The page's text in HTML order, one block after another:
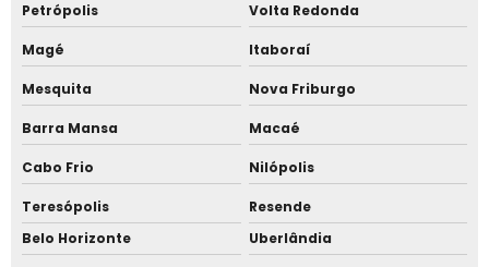
Galpão de lona preço
Galpão de lona treliçado
Galpão de lona treliçado preço
Galpão de lona treliçado valor
Galpão de lona valor
Galpão de treliça
Petrópolis Volta Redonda
Magé Itaboraí
Mesquita Nova Friburgo
Barra Mansa Macaé
Cabo Frio Nilópolis
Teresópolis
Resende
Belo Horizonte
Uberlândia